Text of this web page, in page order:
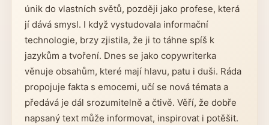
únik do vlastních světů, později jako profese, která
jí dává smysl. I když vystudovala informační
technologie, brzy zjistila, že ji to táhne spíš k
jazykům a tvoření. Dnes se jako copywriterka
věnuje obsahům, které mají hlavu, patu i duši. Ráda
propojuje fakta s emocemi, učí se nová témata a
předává je dál srozumitelně a čtivě. Věří, že dobře
napsaný text může informovat, inspirovat i potěšit.